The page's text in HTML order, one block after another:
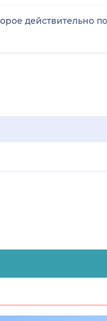
действительно